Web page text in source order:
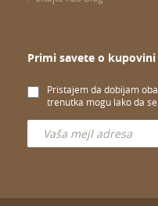
Primi savete o
Pristajem da dobijam
trenutka mogu lako da